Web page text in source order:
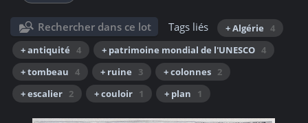
Rechercher dans ce lot Tags liés + Algérie 4
+ antiquité 4 + patrimoine mondial de l'UNESCO 4
+ tombeau 4 + ruine 3 + colonnes 2
+ escalier 2 + couloir 1 + plan 1